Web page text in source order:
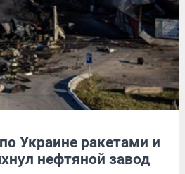
Украине ракетами и
нефтяной завод